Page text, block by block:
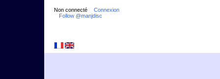
Non connecté
Connexion
Follow @manjdisc